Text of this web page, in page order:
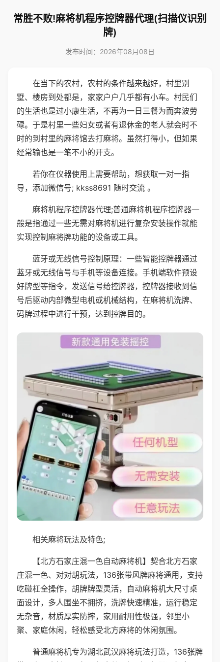
常胜不败!麻将机程序控牌器代理(扫描仪识别
牌)
发布时间：2026年08月08日
在当下的农村，农村的条件越来越好，村里别
墅、楼房到处都是，家家户户几乎都有小车。村民们
的生活也是过小康生活，不再为一日三餐为而奔波劳
碌。于是村里一些妇女或者有退休金的老人就会时不
时的到村里的麻将馆去打麻将。虽然打得小，但如果
经常输也是一笔不小的开支。
若你在仪器使用上需要帮助，想获取一对一指
导，添加微信号; kkss8691 随时交流 。
麻将机程序控牌器代理;普通麻将机程序控牌器一
般是指通过一些无需对麻将机进行复杂安装操作就能
实现控制麻将牌功能的设备或工具。
蓝牙或无线信号控制原理：一些智能控牌器通过
蓝牙或无线信号与手机等设备连接。手机端软件预设
好牌型等指令，发送信号给控牌器，控牌器接收到信
号后驱动内部微型电机或机械结构，在麻将机洗牌、
码牌过程中进行干预，达到控牌目的。
相关麻将玩法及特色;
【北方石家庄混一色自动麻将机】契合北方石家
庄混一色、对对胡玩法，136张带风牌麻将通用，支持
吃碰杠全操作，胡牌牌型灵活，自动麻将机大尺寸桌
面设计，多人围坐不拥挤，洗牌快速精准，运行稳定
无杂音，材质厚实防摔，家用耐用性极强，邻里小
聚、家庭休闲，轻松感受北方麻将的休闲氛围。
普通麻将机专为湖北武汉麻将玩法打造，136张牌